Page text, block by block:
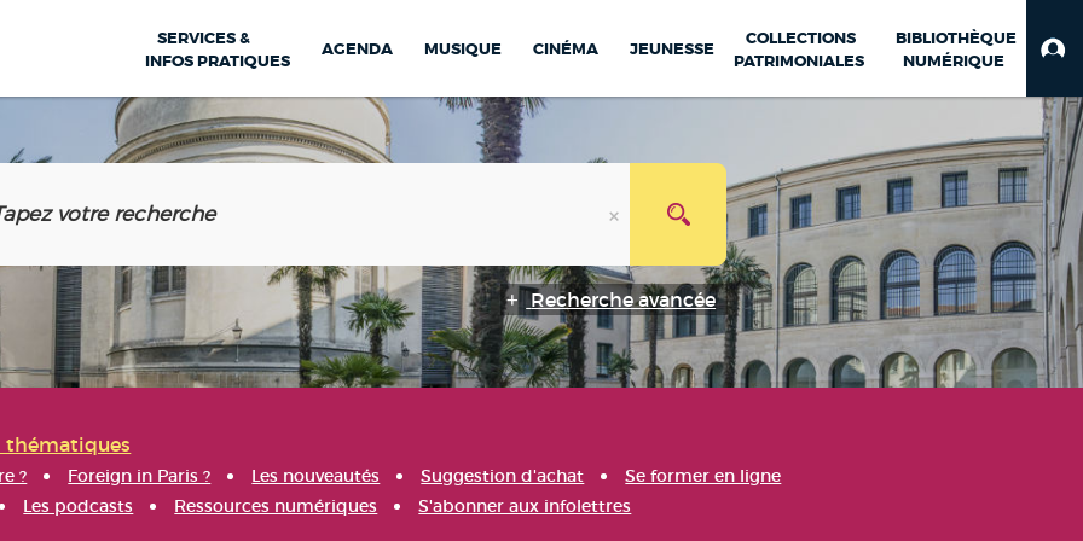
SERVICES &
INFOS PRATIQUES
AGENDA MUSIQUE CINÉMA JEUNESSE
COLLECTIONS
PATRIMONIALES
BIBLIOTHÈQUE
NUMÉRIQUE
Recherche avancée
thématiques
? Foreign in Paris ? Les nouveautés Suggestion d'achat
Se former en ligne
Les podcasts Ressources numériques S'abonner aux infolettres